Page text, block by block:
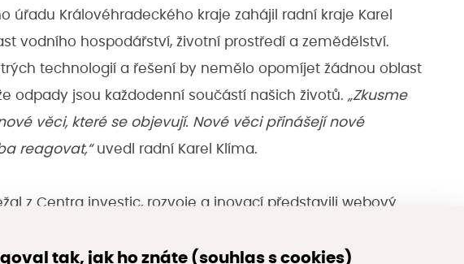
úřadu Královéhradeckého kraje zahájil radní kraje Karel
vodního hospodářství, životní prostředí a zemědělství.
technologií a řešení by nemělo opomíjet žádnou oblast
odpady jsou každodenní součástí našich životů. „Zkusme
věci, které se objevují. Nové věci přinášejí nové
reagovat,“uvedl radní Karel Klíma.
z Centra investic, rozvoje a inovací představili webový
informace o obsáhlém poli smart přístupů –
tak, jak ho znáte (souhlas s cookies)